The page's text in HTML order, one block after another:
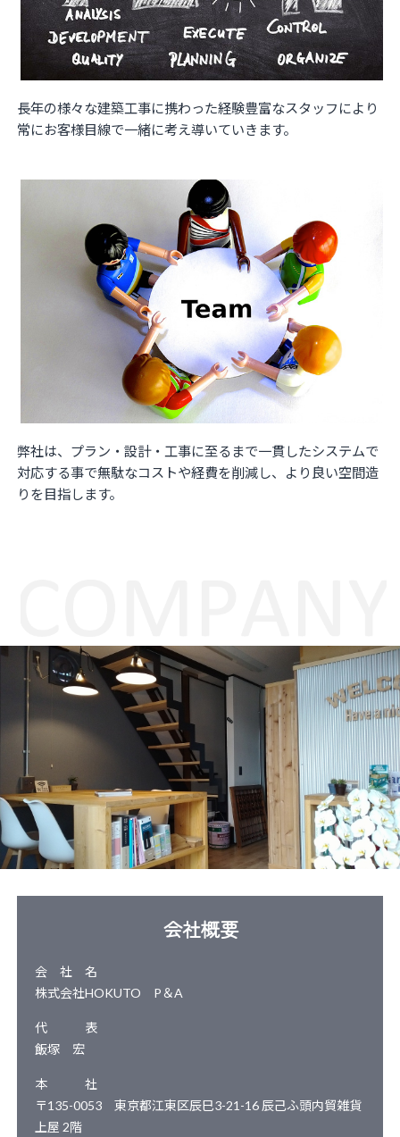
長年の様々な建築工事に携わった経験豊富なスタッフにより
常にお客様目線で一緒に考え​導いていきます。
弊社は、プラン・設計・工事に至るまで一貫したシステムで
対応する事で無駄なコストや経費を削減し、​より良い空間造
りを目指します。
​会社概要
会 社 名
株式会社HOKUTO P＆A
代 表
飯塚 宏
本 社
〒135-0053 東京都江東区辰巳3-21-16 辰己ふ頭内貿雑貨
上屋 2階